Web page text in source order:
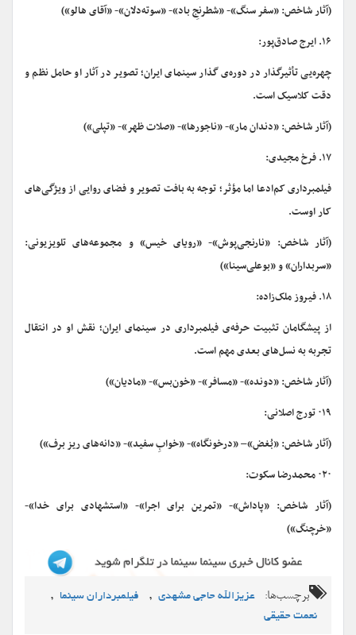
(آثار شاخص: «سفر سنگ»- «شطرنجِ باد»- «سوته‌دلان»- «آقای هالو»)
۱۶. ایرج صادق‌پور:
چهره‌یی تأثیرگذار در دوره‌ی گذار سینمای ایران؛ تصویر در آثار او حامل نظم و
دقت کلاسیک است.
(آثار شاخص: «دندان مار»- «ناجورها»- «صلات ظهر»- «تپلی»)
۱۷. فرخ مجیدی:
فیلمبرداری کم‌ادعا اما مؤثر؛ توجه به بافت تصویر و فضای روایی از ویژگی‌های
کار اوست.
(آثار شاخص: «نارنجی‌پوش»- «رویای خیس» و مجموعه‌های تلویزیونی:
«سربداران» و «بوعلی‌سینا»)
۱۸. فیروز ملک‌زاده:
از پیشگامان تثبیت حرفه‌ی فیلمبرداری در سینمای ایران؛ نقش او در انتقال
تجربه به نسل‌های بعدی مهم است.
(آثار شاخص: «دونده»- «مسافر»- «خون‌بس»- «مادیان»)
۰۱۹ تورج اصلانی:
(آثار شاخص: «بُغض»– «درخونگاه»- «خوابِ سفید»- «دانه‌های ریز برف»)
۰۲۰ محمدرضا سکوت:
(آثار شاخص: «پاداش»- «تمرین برای اجرا»- «استشهادی برای خدا»-
«خرچنگ»)
برچسب‌ها: عزیزالله حاجی مشهدی , فیلمبرداران سینما ,
نعمت حقیقی